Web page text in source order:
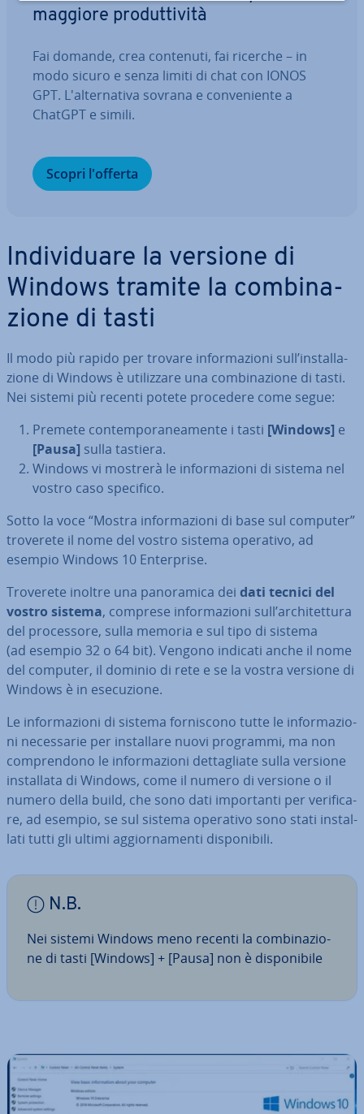
maggiore pro­dut­ti­vi­tà
Fai domande, crea contenuti, fai ricerche – in
modo sicuro e senza limiti di chat con IONOS
GPT. L'al­ter­na­ti­va sovrana e con­ve­nien­te a
ChatGPT e simili.
Scopri l'offerta
In­di­vi­dua­re la versione di
Windows tramite la com­bi­na­
zio­ne di tasti
Il modo più rapido per trovare in­for­ma­zio­ni sull’in­stal­la­
zio­ne di Windows è uti­liz­za­re una com­bi­na­zio­ne di tasti.
Nei sistemi più recenti potete procedere come segue:
Premete con­tem­po­ra­nea­men­te i tasti [Windows] e
[Pausa] sulla tastiera.
Windows vi mostrerà le in­for­ma­zio­ni di sistema nel
vostro caso specifico.
Sotto la voce “Mostra in­for­ma­zio­ni di base sul computer”
troverete il nome del vostro sistema operativo, ad
esempio Windows 10 En­ter­pri­se.
Troverete inoltre una pa­no­ra­mi­ca dei dati tecnici del
vostro sistema, comprese in­for­ma­zio­ni sull’ar­chi­tet­tu­ra
del pro­ces­so­re, sulla memoria e sul tipo di sistema
(ad esempio 32 o 64 bit). Vengono indicati anche il nome
del computer, il dominio di rete e se la vostra versione di
Windows è in ese­cu­zio­ne.
Le in­for­ma­zio­ni di sistema for­ni­sco­no tutte le in­for­ma­zio­
ni ne­ces­sa­rie per in­stal­la­re nuovi programmi, ma non
com­pren­do­no le in­for­ma­zio­ni det­ta­glia­te sulla versione
in­stal­la­ta di Windows, come il numero di versione o il
numero della build, che sono dati im­por­tan­ti per ve­ri­fi­ca­
re, ad esempio, se sul sistema operativo sono stati in­stal­
la­ti tutti gli ultimi ag­gior­na­men­ti di­spo­ni­bi­li.
N.B.
Nei sistemi Windows meno recenti la com­bi­na­zio­
ne di tasti [Windows] + [Pausa] non è di­spo­ni­bi­le